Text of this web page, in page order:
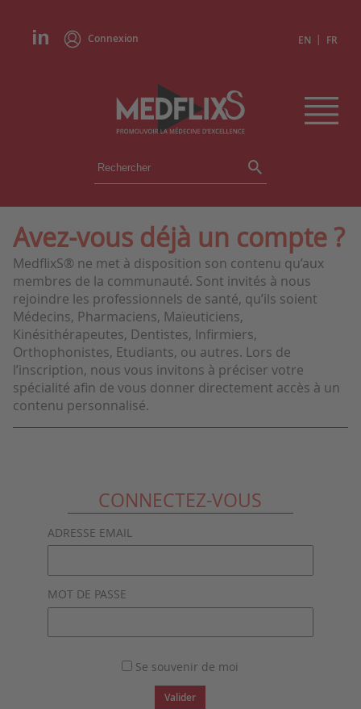
Connexion EN | FR
ÉVÉNEMENTS
INSTITUTIONS
ACADÉMIES
EXPERTS
REVUES DE PRESSE
CONGRÈS EN RÉSUMÉ
Avez-vous déjà un compte ?
MedflixS® ne met à disposition son contenu qu’aux
membres de la communauté. Sont invités à nous
rejoindre les professionnels de santé, qu’ils soient
Médecins, Pharmaciens, Maïeuticiens,
Kinésithérapeutes, Dentistes, Infirmiers,
Orthophonistes, Etudiants, ou autres. Lors de
l’inscription, nous vous invitons à préciser votre
spécialité afin de vous donner directement accès à un
contenu personnalisé.
CONNECTEZ-VOUS
ADRESSE EMAIL
MOT DE PASSE
Se souvenir de moi
Valider